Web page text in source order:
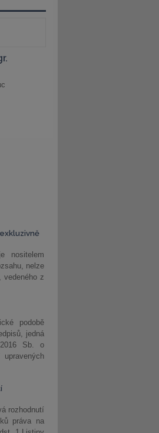
nositelem
nelze
vedeného z
podobě
jedná
Sb. o
upravených
rozhodnutí
práva na